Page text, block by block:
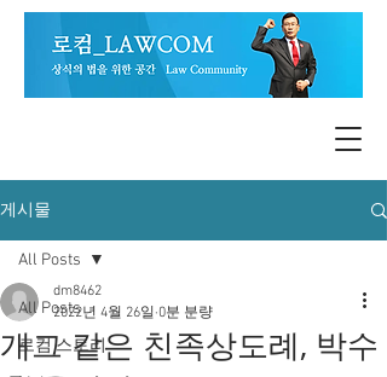
게시물
All Posts
로컴 스토리
All Posts
개그 같은 친족상도례, 박수
dm8462
2022년 4월 26일 0분 분량